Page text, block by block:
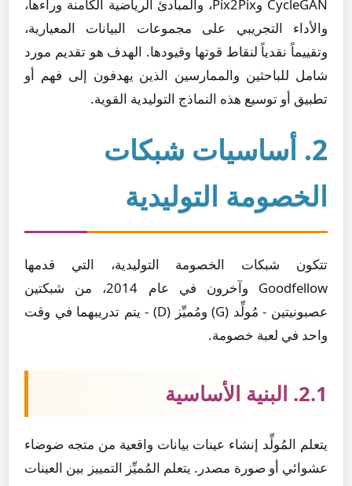
CycleGAN وPix2Pix، والمبادئ الرياضية الكامنة وراءها،
والأداء التجريبي على مجموعات البيانات المعيارية،
وتقييماً نقدياً لنقاط قوتها وقيودها. الهدف هو تقديم مورد
شامل للباحثين والممارسين الذين يهدفون إلى فهم أو
تطبيق أو توسيع هذه النماذج التوليدية القوية.
2. أساسيات شبكات
الخصومة التوليدية
تتكون شبكات الخصومة التوليدية، التي قدمها
Goodfellow وآخرون في عام 2014، من شبكتين
عصبونيتين - مُولِّد (G) ومُميِّز (D) - يتم تدريبهما في وقت
واحد في لعبة خصومة.
2.1. البنية الأساسية
يتعلم المُولِّد إنشاء عينات بيانات واقعية من متجه ضوضاء
عشوائي أو صورة مصدر. يتعلم المُميِّز التمييز بين العينات